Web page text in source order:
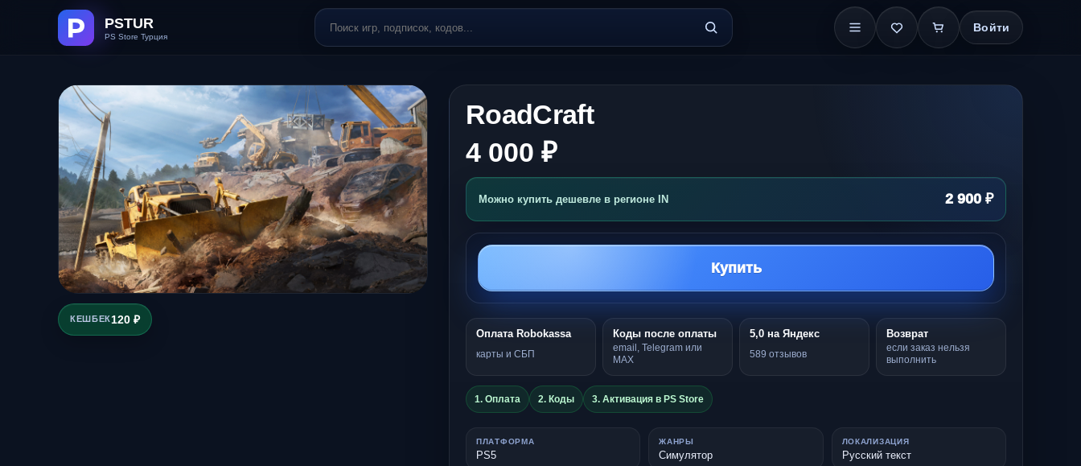
Войти
КЕШБЕК120 ₽
RoadCraft
4 000 ₽
Можно купить дешевле в регионе IN 2 900 ₽
Купить
Оплата Robokassa
карты и СБП
Коды после оплаты
email, Telegram или
MAX
5,0 на Яндекс
589 отзывов
Возврат
если заказ нельзя
выполнить
1. Оплата 2. Коды 3. Активация в PS Store
ПЛАТФОРМА
PS5
ЖАНРЫ
Симулятор
ЛОКАЛИЗАЦИЯ
Русский текст